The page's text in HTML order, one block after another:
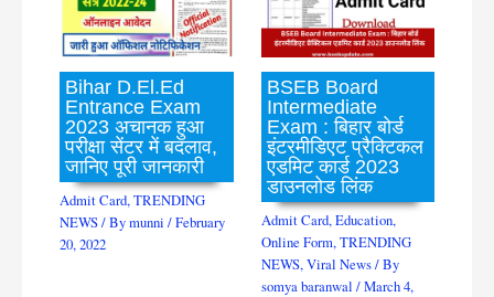
Bihar D.El.Ed
Entrance Exam
2023 अचानक हुआ
परीक्षा सेंटर में बदलाव,
जानिए पूरी जानकारी
Admit Card,TRENDING
NEWS/ Bymunni/February
20, 2022
BSEB Board
Intermediate
Exam : बिहार बोर्ड
इंटरमीडिएट प्रैक्टिकल
एडमिट कार्ड 2023
डाउनलोड लिंक
Admit Card,Education,
Online Form,TRENDING
NEWS,Viral News/ By
somya baranwal /March 4,